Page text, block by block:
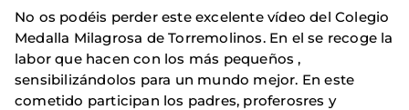
No os podéis perder este excelente vídeo del Colegio
Medalla Milagrosa de Torremolinos. En el se recoge la
labor que hacen con los más pequeños ,
sensibilizándolos para un mundo mejor. En este
cometido participan los padres, proferosres y